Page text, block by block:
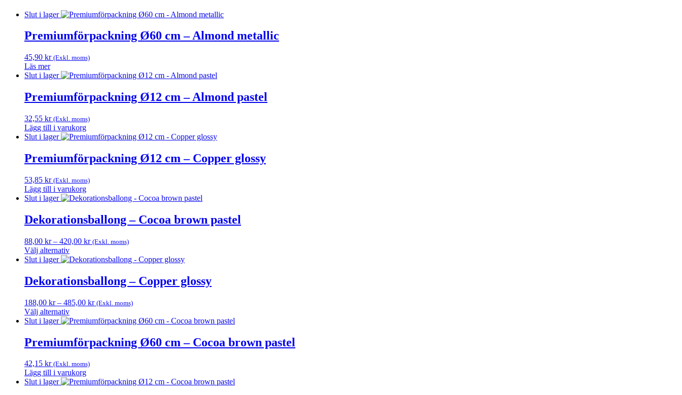
Slut i lager
Premiumförpackning Ø60 cm – Almond metallic
45,90 kr (Exkl. moms)
Läs mer
Slut i lager
Premiumförpackning Ø12 cm – Almond pastel
32,55 kr (Exkl. moms)
Lägg till i varukorg
Slut i lager
Premiumförpackning Ø12 cm – Copper glossy
53,85 kr (Exkl. moms)
Lägg till i varukorg
Slut i lager
Dekorationsballong – Cocoa brown pastel
88,00 kr – 420,00 krPrisintervall:
till
(Exkl. moms)
Välj alternativ
Den
produkten
har
varianter.
De
olika
kan
väljas
på
produktsidan
Slut i lager
Dekorationsballong – Copper glossy
188,00 kr – 485,00 krPrisintervall:
till
(Exkl. moms)
Välj alternativ
Den
produkten
har
varianter.
De
olika
Slut i lager
Premiumförpackning Ø60 cm – Cocoa brown pastel
42,15 kr (Exkl. moms)
Lägg till i varukorg
Slut i lager